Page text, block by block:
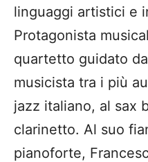
linguaggi artistici e
Protagonista
quartetto guidato
musicista tra i più
jazz italiano, al sax
clarinetto. Al suo
pianoforte,